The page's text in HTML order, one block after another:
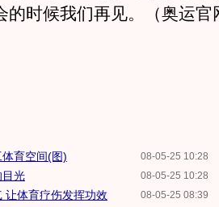
的时候我们再见。（奥运官
08-05-25 10:28
育空间(图)
08-05-25 10:28
目光
08-05-25 08:39
让体育疗伤发挥功效